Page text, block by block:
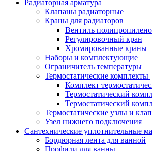
Радиаторная арматура
Клапаны радиаторные
Краны для радиаторов
Вентиль
Регулировочный кран
Хромированные краны
Наборы и комплектующие
Ограничитель температуры
Термостатические комплекты
Комплект
Термостатический
Термостатический
Термостатические узлы и
Узел нижнего подключения
Сантехнические уплотнительные
Бордюрная лента для ванной
Профили для ванны